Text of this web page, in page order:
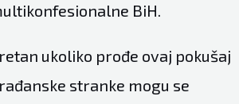
BiH.
ukoliko prođe ovaj pokušaj
stranke mogu se